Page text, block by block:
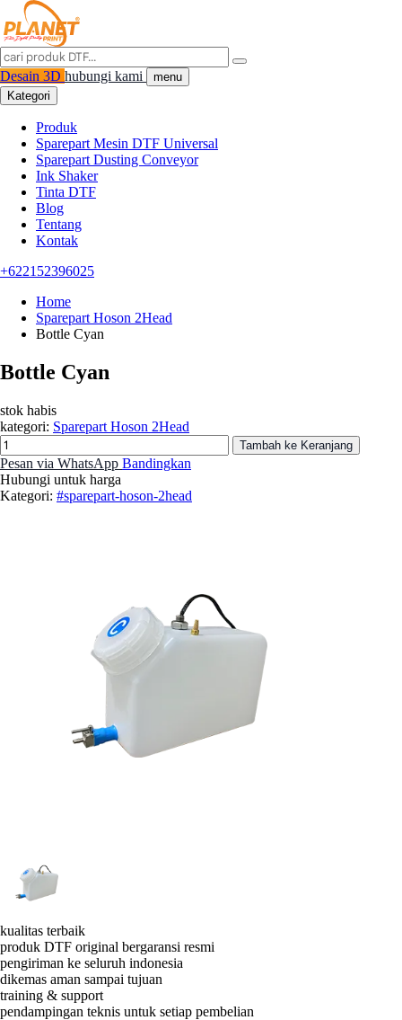
Desain 3D hubungi kami
menu
Kategori
Produk
Sparepart Mesin DTF Universal
Sparepart Dusting Conveyor
Ink Shaker
Tinta DTF
Blog
Tentang
Kontak
+622152396025
Home
Sparepart Hoson 2Head
Bottle Cyan
Bottle Cyan
stok habis
kategori: Sparepart Hoson 2Head
Tambah ke Keranjang
Pesan via WhatsApp Bandingkan
Hubungi untuk harga
Kategori: #sparepart-hoson-2head
kualitas terbaik
produk DTF original bergaransi resmi
pengiriman ke seluruh indonesia
dikemas aman sampai tujuan
training & support
pendampingan teknis untuk setiap pembelian